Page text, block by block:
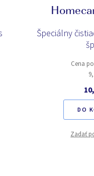
Špeciálny
Cena
DO
Zadať